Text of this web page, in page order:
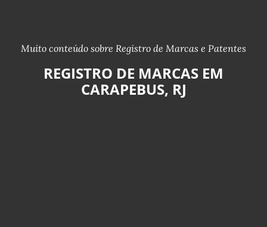
Muito conteúdo sobre Registro de Marcas e Patentes
REGISTRO DE MARCAS EM
CARAPEBUS, RJ